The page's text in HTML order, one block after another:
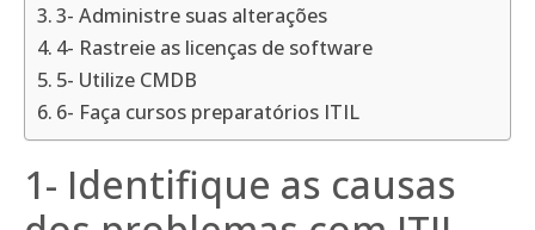
3- Administre suas alterações
4- Rastreie as licenças de software
5- Utilize CMDB
6- Faça cursos preparatórios ITIL
1- Identifique as causas